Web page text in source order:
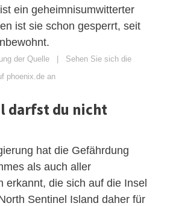
ein geheimnisumwitterter
ist sie schon gesperrt, seit
der Quelle | Sehen Sie sich die
phoenix.de an
darfst du nicht
hat die Gefährdung
als auch aller
erkannt, die sich auf die Insel
Sentinel Island daher für